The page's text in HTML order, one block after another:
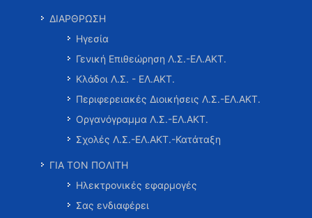
ΔΙΑΡΘΡΩΣΗ
Ηγεσία
Γενική Επιθεώρηση Λ.Σ.-ΕΛ.ΑΚΤ.
Κλάδοι Λ.Σ. - ΕΛ.ΑΚΤ.
Περιφερειακές Διοικήσεις Λ.Σ.-ΕΛ.ΑΚΤ.
Οργανόγραμμα Λ.Σ.-ΕΛ.ΑΚΤ.
Σχολές Λ.Σ.-ΕΛ.ΑΚΤ.-Κατάταξη
ΓΙΑ ΤΟΝ ΠΟΛΙΤΗ
Ηλεκτρονικές εφαρμογές
Σας ενδιαφέρει